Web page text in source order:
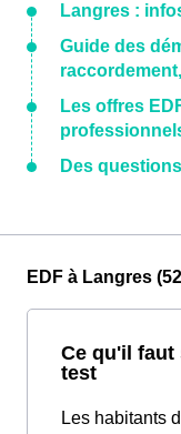
Langres :
Guide des
Les offres
Des
EDF à Langres
Ce qu'il faut
test
Les habitants